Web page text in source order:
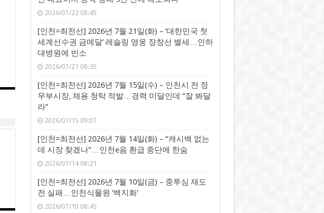
2026/07/22 08:45
[인천=최전선] 2026년 7월 21일(화) – ‘대한민국 첫
세계선수권 금메달’ 레슬링 영웅 장창선 별세…인하
대병원에 빈소
2026/07/21 08:35
[인천=최전선] 2026년 7월 15일(수) – 인천시 전 정
무부시장, 채용 청탁 적발…경력 미달인데 “잘 봐달
라”
2026/07/15 09:07
[인천=최전선] 2026년 7월 14일(화) – “캐시백 없는
데 시장 찾겠나”…인천e음 환급 중단에 한숨
2026/07/14 08:21
[인천=최전선] 2026년 7월 10일(금) – 중투심 재도
전 실패…인천식물원 ‘백지화’
2026/07/10 08:45